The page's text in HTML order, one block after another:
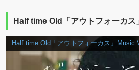
Half time Old「アウトフォーカス
Half time Old「アウトフォーカス」Music